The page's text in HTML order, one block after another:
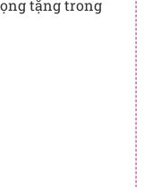
tặng trong